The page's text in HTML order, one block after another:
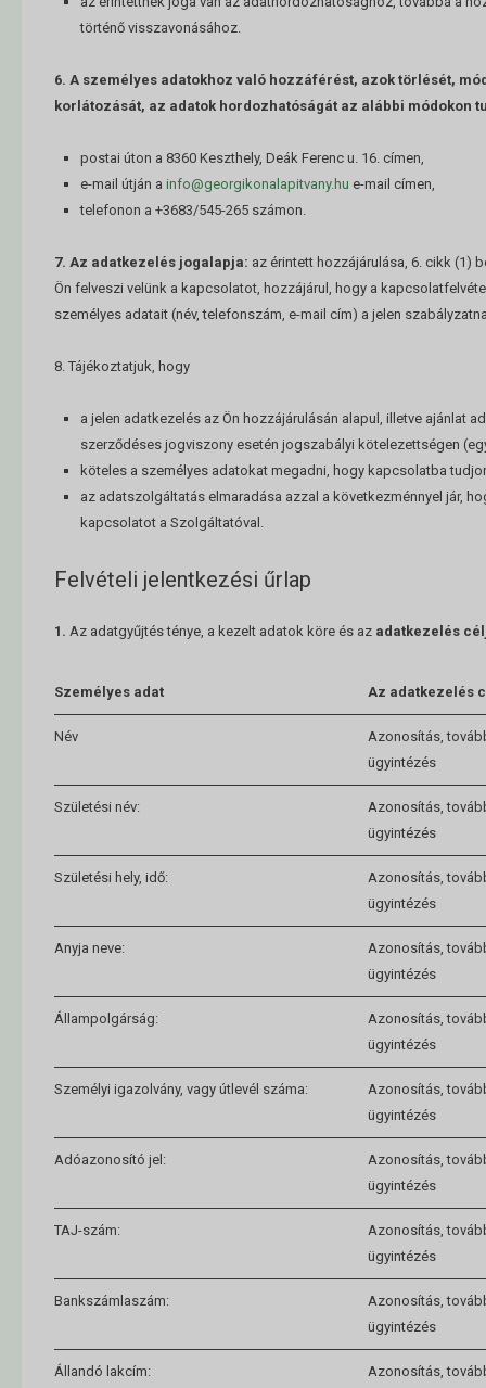
történő visszavonásához.
6. A személyes adatokhoz való hozzáférést, azok törlését,
korlátozását, az adatok hordozhatóságát az alábbi módokon
postai úton a 8360 Keszthely, Deák Ferenc u. 16. címen,
e-mail útján a info@georgikonalapitvany.hu e-mail címen,
telefonon a +3683/545-265 számon.
7. Az adatkezelés jogalapja: az érintett hozzájárulása, 6. cikk (1)
Ön felveszi velünk a kapcsolatot, hozzájárul, hogy a
személyes adatait (név, telefonszám, e-mail cím) a jelen
8. Tájékoztatjuk, hogy
a jelen adatkezelés az Ön hozzájárulásán alapul, illetve ajánlat
szerződéses jogviszony esetén jogszabályi kötelezettségen
köteles a személyes adatokat megadni, hogy kapcsolatba
az adatszolgáltatás elmaradása azzal a következménnyel jár,
kapcsolatot a Szolgáltatóval.
Felvételi jelentkezési űrlap
1. Az adatgyűjtés ténye, a kezelt adatok köre és az adatkezelés
Személyes adat Az adatkezelés
Név
Azonosítás,
ügyintézés
Születési név:
Azonosítás,
ügyintézés
Születési hely, idő:
Azonosítás,
ügyintézés
Anyja neve:
Azonosítás,
ügyintézés
Állampolgárság:
Azonosítás,
ügyintézés
Személyi igazolvány, vagy útlevél száma:
Azonosítás,
ügyintézés
Adóazonosító jel:
Azonosítás,
ügyintézés
TAJ-szám:
Azonosítás,
ügyintézés
Bankszámlaszám:
Azonosítás,
ügyintézés
Állandó lakcím:
Azonosítás,